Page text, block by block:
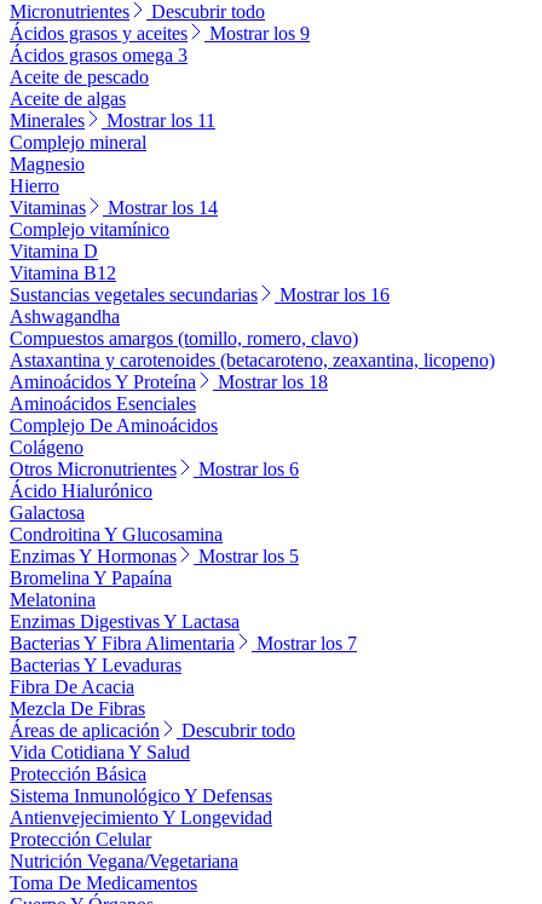
Micronutrientes
Descubrir todo
Ácidos grasos y aceites
Mostrar los 9
Ácidos grasos omega 3
Aceite de pescado
Aceite de algas
Minerales
Mostrar los 11
Complejo mineral
Magnesio
Hierro
Vitaminas
Mostrar los 14
Complejo vitamínico
Vitamina D
Vitamina B12
Sustancias vegetales secundarias
Mostrar los 16
Ashwagandha
Compuestos amargos (tomillo, romero, clavo)
Astaxantina y carotenoides (betacaroteno, zeaxantina, licopeno)
Aminoácidos Y Proteína
Mostrar los 18
Aminoácidos Esenciales
Complejo De Aminoácidos
Colágeno
Otros Micronutrientes
Mostrar los 6
Ácido Hialurónico
Galactosa
Condroitina Y Glucosamina
Enzimas Y Hormonas
Mostrar los 5
Bromelina Y Papaína
Melatonina
Enzimas Digestivas Y Lactasa
Bacterias Y Fibra Alimentaria
Mostrar los 7
Bacterias Y Levaduras
Fibra De Acacia
Mezcla De Fibras
Áreas de aplicación
Descubrir todo
Vida Cotidiana Y Salud
Protección Básica
Sistema Inmunológico Y Defensas
Antienvejecimiento Y Longevidad
Protección Celular
Nutrición Vegana/Vegetariana
Toma De Medicamentos